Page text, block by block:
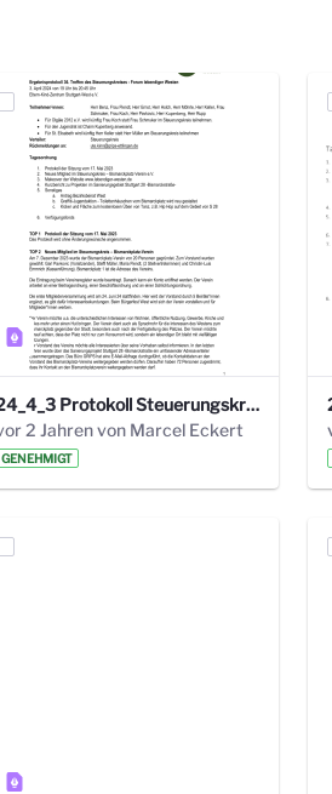
24_4_3 Protokoll Steuerungskreis.pdf
2 Jahren von Marcel Eckert
GENEHMIGT